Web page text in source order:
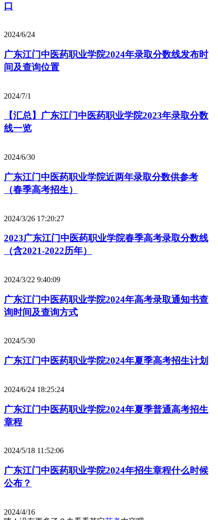
口
2024/6/24
广东江门中医药职业学院2024年录取分数线发布时
间及查询位置
2024/7/1
【汇总】广东江门中医药职业学院2023年录取分数
线一览
2024/6/30
广东江门中医药职业学院近两年录取分数供参考
（春季高考招生）
2024/3/26 17:20:27
2023广东江门中医药职业学院春季高考录取分数线
（含2021-2022历年）
2024/3/22 9:40:09
广东江门中医药职业学院2024年高考录取通知书查
询时间及查询方式
2024/5/30
广东江门中医药职业学院2024年夏季高考招生计划
2024/6/24 18:25:24
广东江门中医药职业学院2024年夏季普通高考招生
章程
2024/5/18 11:52:06
广东江门中医药职业学院2024年招生章程什么时候
公布？
2024/4/16